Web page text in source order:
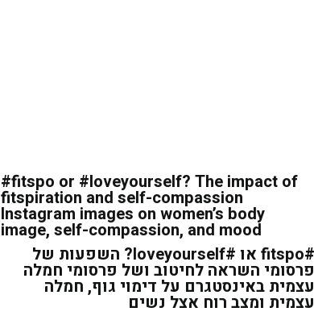
#fitspo or #loveyourself? The impact of
fitspiration and self-compassion
Instagram images on women’s body
image, self-compassion, and mood
#fitspo או #loveyourself? השפעות של
פרסומי השראה לחיטוב ושל פרסומי חמלה
עצמית באינסטגרם על דימוי גוף, חמלה
עצמית ומצב רוח אצל נשים